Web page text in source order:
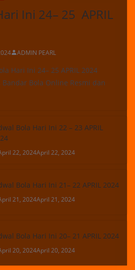
Ini 24– 25 APRIL
ADMIN PEARL
Hari Ini 24– 25 APRIL 2024
Bandar Bola Online Resmi dan
Bola Hari Ini 22 – 23 APRIL
22, 2024April 22, 2024
Bola Hari Ini 21– 22 APRIL 2024
21, 2024April 21, 2024
Bola Hari Ini 20– 21 APRIL 2024
20, 2024April 20, 2024